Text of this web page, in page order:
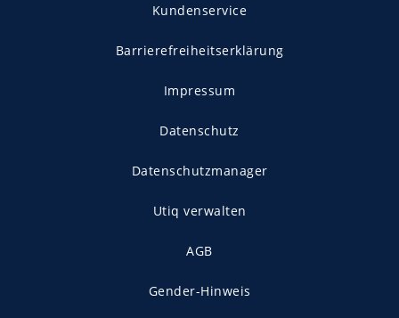
Kundenservice
Barrierefreiheitserklärung
Impressum
Datenschutz
Datenschutzmanager
Utiq verwalten
AGB
Gender-Hinweis